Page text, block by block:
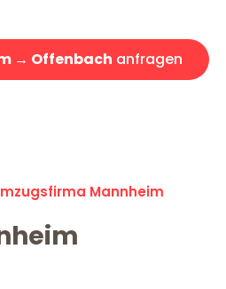
→ Offenbach anfragen
Mannheim